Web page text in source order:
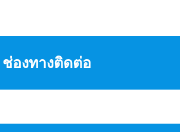
ช่องทางติดต่อ